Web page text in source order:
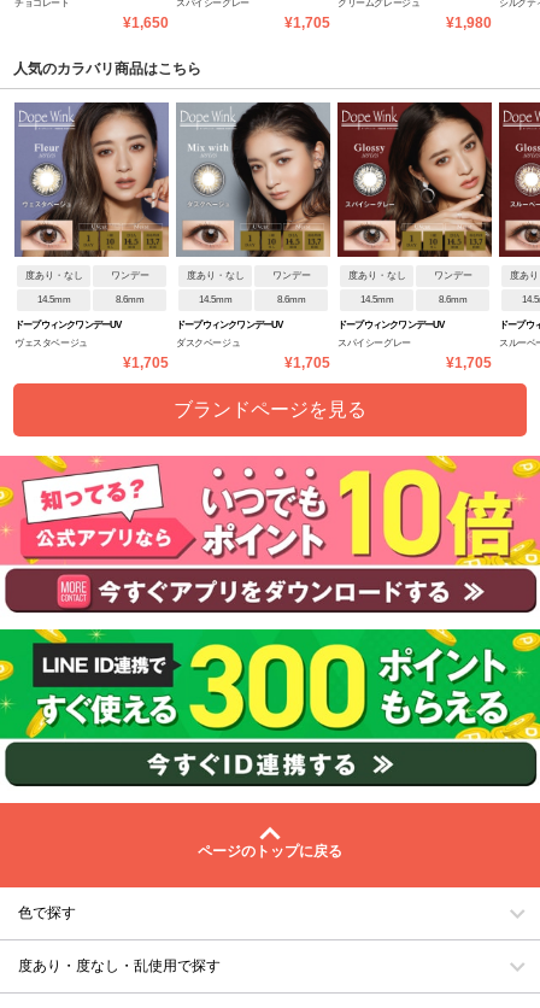
チョコレート
¥1,650
スパイシーグレー
¥1,705
クリームグレージュ
¥1,980
シルクテ
人気のカラバリ商品はこちら
度あり・なし ワンデー
14.5mm 8.6mm
ドープウィンクワンデーUV
ヴェスタベージュ
¥1,705
度あり・なし ワンデー
14.5mm 8.6mm
ドープウィンクワンデーUV
ダスクベージュ
¥1,705
度あり・なし ワンデー
14.5mm 8.6mm
ドープウィンクワンデーUV
スパイシーグレー
¥1,705
度あ
ドープウ
スルーベ
ブランドページを見る
ページのトップに戻る
色で探す
度あり・度なし・乱使用で探す